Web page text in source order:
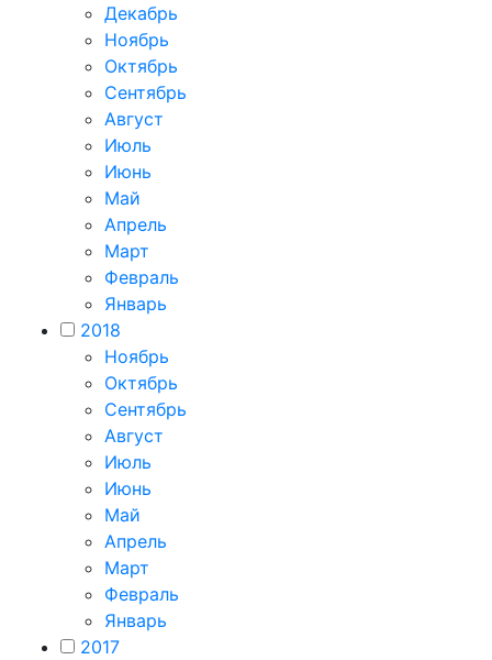
Декабрь
Ноябрь
Октябрь
Сентябрь
Август
Июль
Июнь
Май
Апрель
Март
Февраль
Январь
2018
Ноябрь
Октябрь
Сентябрь
Август
Июль
Июнь
Май
Апрель
Март
Февраль
Январь
2017